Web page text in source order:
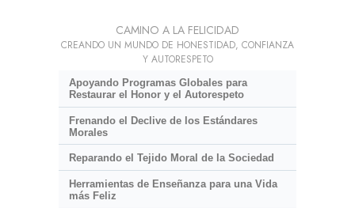
CAMINO A LA FELICIDAD
CREANDO UN MUNDO DE HONESTIDAD, CONFIANZA
Y AUTORESPETO
Apoyando Programas Globales para
Restaurar el Honor y el Autorespeto
Frenando el Declive de los Estándares
Morales
Reparando el Tejido Moral de la Sociedad
Herramientas de Enseñanza para una Vida
más Feliz